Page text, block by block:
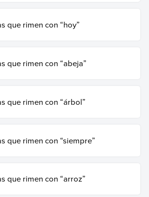
que rimen con “hoy”
que rimen con “abeja”
que rimen con “árbol”
que rimen con “siempre”
que rimen con “arroz”